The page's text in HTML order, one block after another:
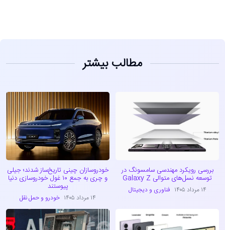
مطالب بیشتر
بررسی رویکرد مهندسی سامسونگ در
توسعه نسل‌های متوالی Galaxy Z
۱۴ مرداد ۱۴۰۵ فناوری و دیجیتال
خودروسازان چینی تاریخ‌ساز شدند؛ جیلی
و چری به جمع ۱۰ غول خودروسازی دنیا
پیوستند
۱۴ مرداد ۱۴۰۵ خودرو و حمل نقل